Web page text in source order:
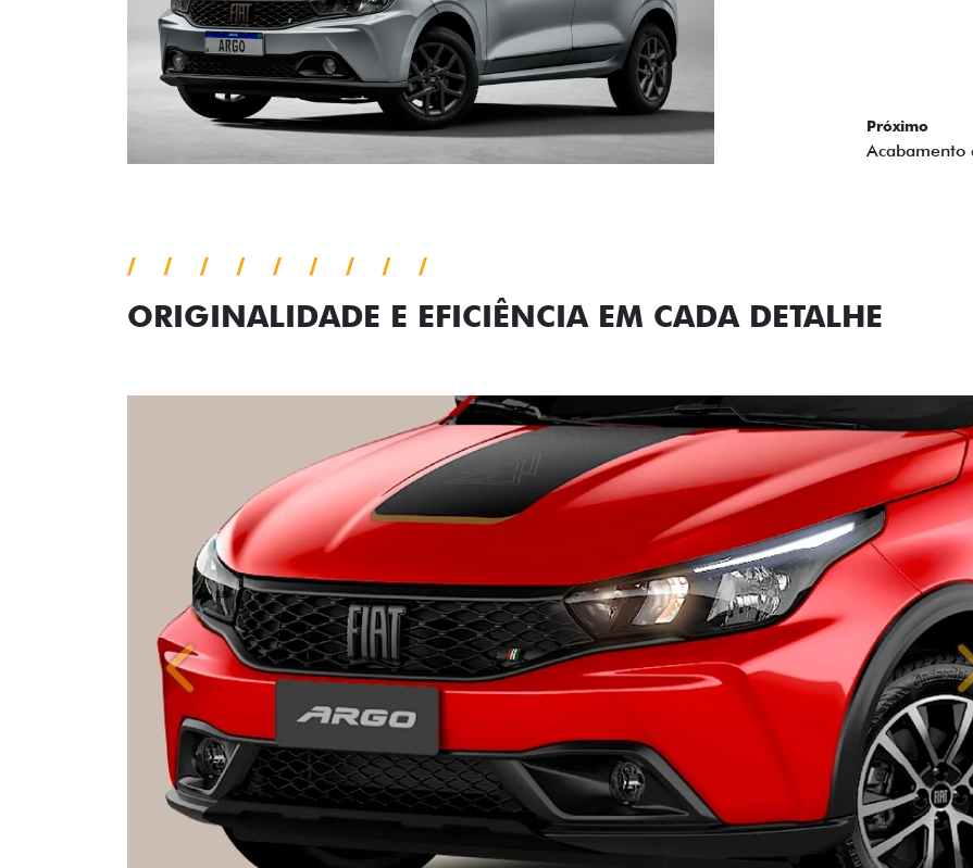
ORIGINALIDADE E EFICIÊNCIA EM CADA DETALHE
Anterior